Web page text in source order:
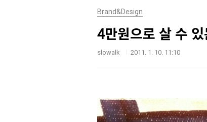
Brand&Design
4만원으로 살 수
slowalk 2011. 1. 10. 11:10